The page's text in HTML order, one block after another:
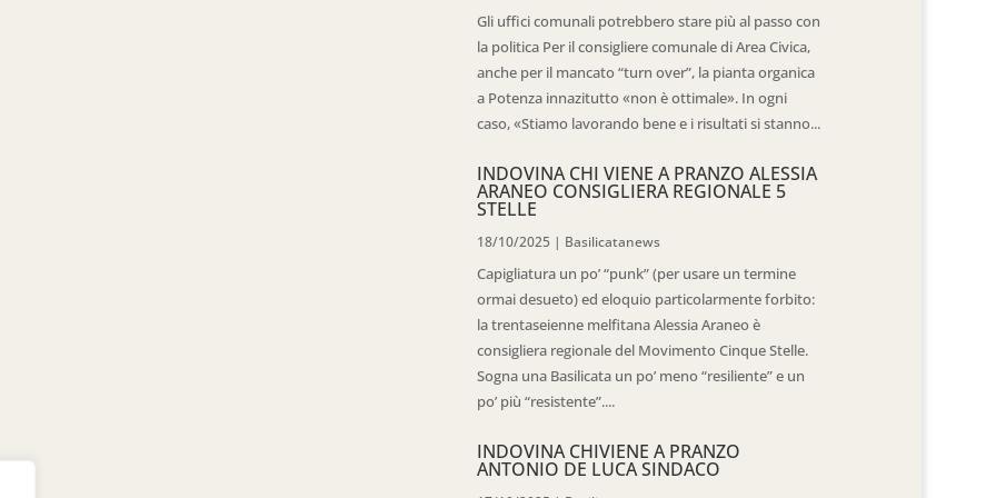
Gli uffici comunali potrebbero stare più al passo con
la politica Per il consigliere comunale di Area Civica,
anche per il mancato “turn over”, la pianta organica
a Potenza innazitutto «non è ottimale». In ogni
caso, «Stiamo lavorando bene e i risultati si stanno...
INDOVINA CHI VIENE A PRANZO ALESSIA
ARANEO CONSIGLIERA REGIONALE 5
STELLE
18/10/2025 | Basilicatanews
Capigliatura un po’ “punk” (per usare un termine
ormai desueto) ed eloquio particolarmente forbito:
la trentaseienne melfitana Alessia Araneo è
consigliera regionale del Movimento Cinque Stelle.
Sogna una Basilicata un po’ meno “resiliente” e un
po’ più “resistente”....
INDOVINA CHIVIENE A PRANZO
ANTONIO DE LUCA SINDACO